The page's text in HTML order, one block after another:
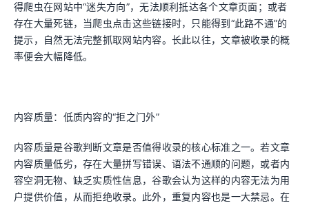
得爬虫在网站中“迷失方向”，无法顺利抵达各个文章页面；或者
存在大量死链，当爬虫点击这些链接时，只能得到“此路不通”的
提示，自然无法完整抓取网站内容。长此以往，文章被收录的概
率便会大幅降低。
内容质量：低质内容的“拒之门外”
内容质量是谷歌判断文章是否值得收录的核心标准之一。若文章
内容质量低劣，存在大量拼写错误、语法不通顺的问题，或者内
容空洞无物、缺乏实质性信息，谷歌会认为这样的内容无法为用
户提供价值，从而拒绝收录。此外，重复内容也是一大禁忌。在